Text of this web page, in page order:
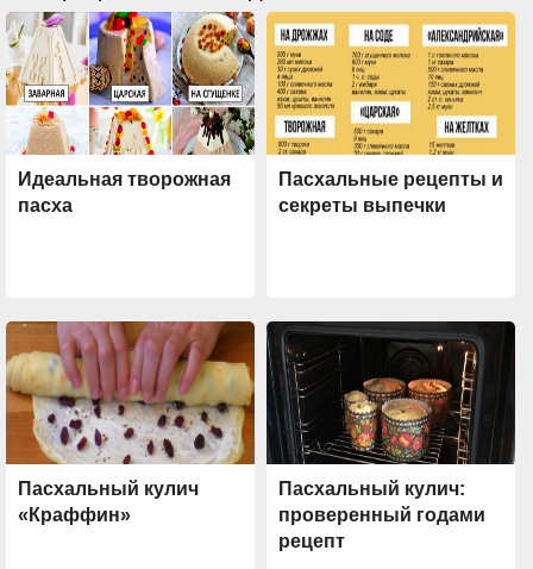
Идеальная творожная
пасха
Пасхальные рецепты и
секреты выпечки
Пасхальный кулич
«Краффин»
Пасхальный кулич:
проверенный годами
рецепт